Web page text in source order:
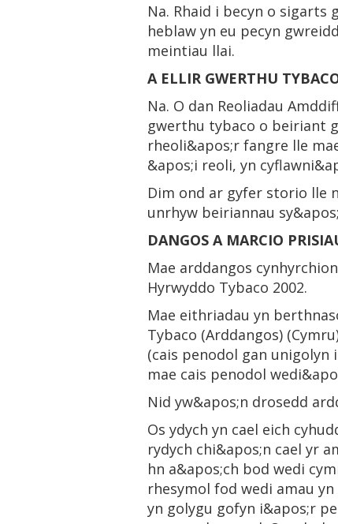
Na. Rhaid i becyn o
heblaw yn eu pecyn
meintiau llai.
A ELLIR GWERTHU
Na. O dan Reoliadau
gwerthu tybaco o beiriant
rheoli&apos;r fangre lle
&apos;i reoli, yn
Dim ond ar gyfer storio lle
unrhyw beiriannau
DANGOS A MARCIO
Mae arddangos
Hyrwyddo Tybaco 2002.
Mae eithriadau yn
Tybaco (Arddangos)
(cais penodol gan unigolyn
mae cais penodol
Nid yw&apos;n drosedd
Os ydych yn cael eich
rydych chi&apos;n cael yr
hn a&apos;ch bod wedi
rhesymol fod wedi amau
yn golygu gofyn i&apos;r